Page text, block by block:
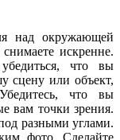
над окружающей
искренне.
что вы
сцену или объект,
что вы
вам точки зрения.
разными углами.
фото. Сделайте